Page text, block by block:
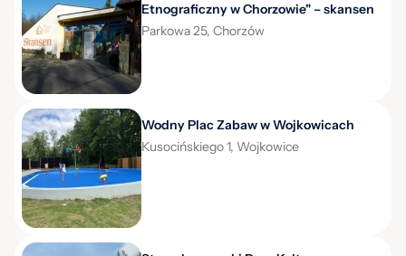
Etnograficzny w Chorzowie" – skansen
Parkowa 25, Chorzów
Wodny Plac Zabaw w Wojkowicach
Kusocińskiego 1, Wojkowice